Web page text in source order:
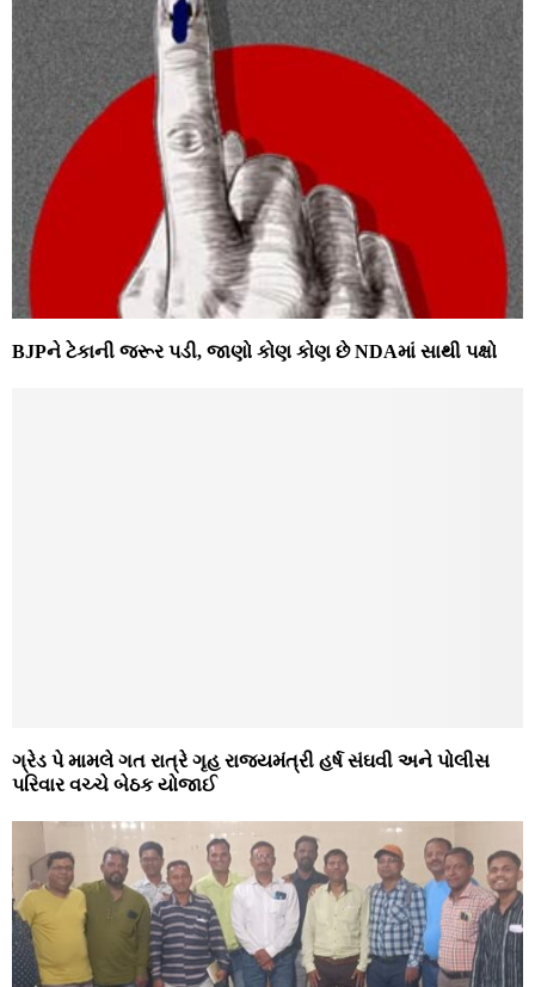
BJPને ટેકાની જરૂર પડી, જાણો કોણ કોણ છે NDAમાં સાથી પક્ષો
ગ્રેડ પે મામલે ગત રાત્રે ગૃહ રાજ્યમંત્રી હર્ષ સંઘવી અને પોલીસ
પરિવાર વચ્ચે બેઠક યોજાઈ